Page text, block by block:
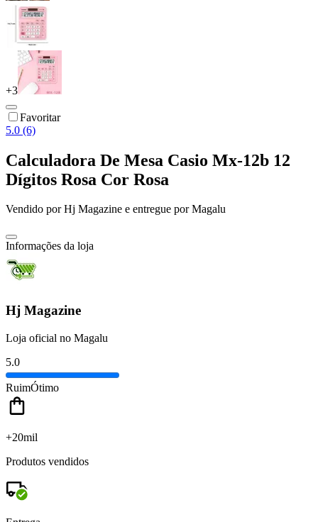
+3
Favoritar
5.0 (6)
Calculadora De Mesa Casio Mx-12b 12
Dígitos Rosa Cor Rosa
Vendido porHj Magazine e entregue por Magalu
Informações da loja
Hj Magazine
Loja oficial no Magalu
5.0
RuimÓtimo
+20mil
Produtos vendidos